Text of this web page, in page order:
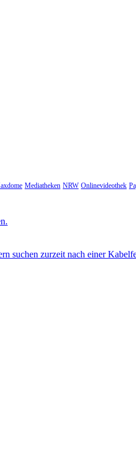
Mediatheken NRW Onlinevideothek
suchen zurzeit nach einer